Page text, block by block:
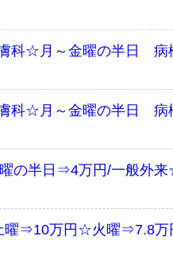
科☆月～金曜の半日 病
科☆月～金曜の半日 病
の半日⇒4万円/一般外
曜⇒10万円☆火曜⇒7.8万